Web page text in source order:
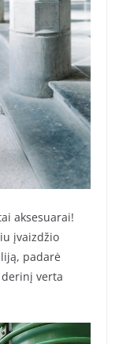
aksesuarai!
įvaizdžio
padarė
verta